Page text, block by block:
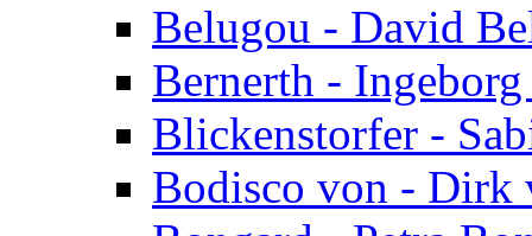
Belugou - David
Bernerth -
Blickenstorfer -
Bodisco von - Dirk